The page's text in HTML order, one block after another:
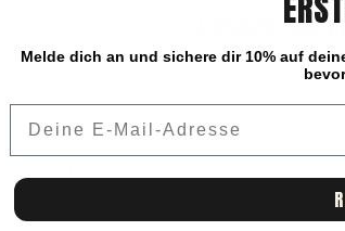
Lassen Sie
Passt perfekt und sieht
richtig geil aus!
Mein
über
Melde dich an und sichere dir 10% auf